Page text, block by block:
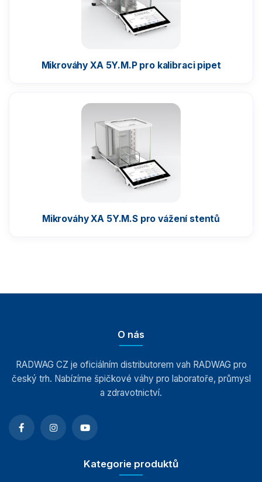
Mikrováhy XA 5Y.M.P pro kalibraci pipet
Mikrováhy XA 5Y.M.S pro vážení stentů
O nás
RADWAG CZ je oficiálním distributorem vah RADWAG pro
český trh. Nabízíme špičkové váhy pro laboratoře, průmysl
a zdravotnictví.
Kategorie produktů